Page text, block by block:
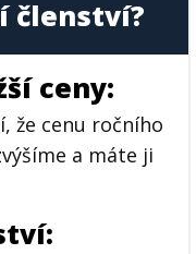
členství?
ceny:
že cenu ročního
a máte ji